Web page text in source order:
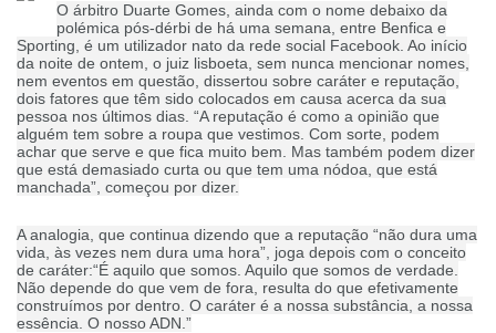
O árbitro Duarte Gomes, ainda com o nome debaixo da
polémica pós-dérbi de há uma semana, entre Benfica e
Sporting, é um utilizador nato da rede social Facebook. Ao início
da noite de ontem, o juiz lisboeta, sem nunca mencionar nomes,
nem eventos em questão, dissertou sobre caráter e reputação,
dois fatores que têm sido colocados em causa acerca da sua
pessoa nos últimos dias. “A reputação é como a opinião que
alguém tem sobre a roupa que vestimos. Com sorte, podem
achar que serve e que fica muito bem. Mas também podem dizer
que está demasiado curta ou que tem uma nódoa, que está
manchada”, começou por dizer.
A analogia, que continua dizendo que a reputação “não dura uma
vida, às vezes nem dura uma hora”, joga depois com o conceito
de caráter:“É aquilo que somos. Aquilo que somos de verdade.
Não depende do que vem de fora, resulta do que efetivamente
construímos por dentro. O caráter é a nossa substância, a nossa
essência. O nosso ADN.”